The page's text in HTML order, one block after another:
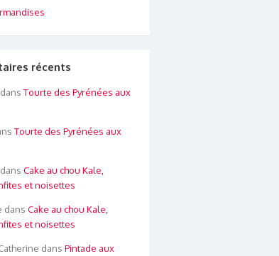
récents
dans Tourte des Pyrénées aux
Tourte des Pyrénées aux
dans Cake au chou Kale,
et noisettes
dans Cake au chou Kale,
et noisettes
dans Pintade aux